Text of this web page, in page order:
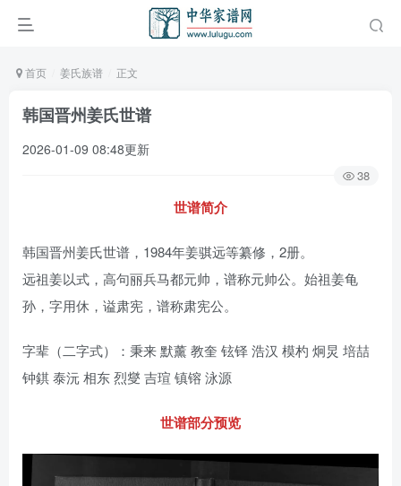
首页 姜氏族谱 正文
韩国晋州姜氏世谱
2026-01-09 08:48更新
38
世谱简介
韩国晋州姜氏世谱，1984年姜骐远等纂修，2册。
远祖姜以式，高句丽兵马都元帅，谱称元帅公。始祖姜龟
孙，字用休，谥肃宪，谱称肃宪公。
字辈（二字式）：秉来 默薰 教奎 铉铎 浩汉 模杓 炯炅 培喆
钟錤 泰沅 相东 烈燮 吉瑄 镇镕 泳源
世谱部分预览